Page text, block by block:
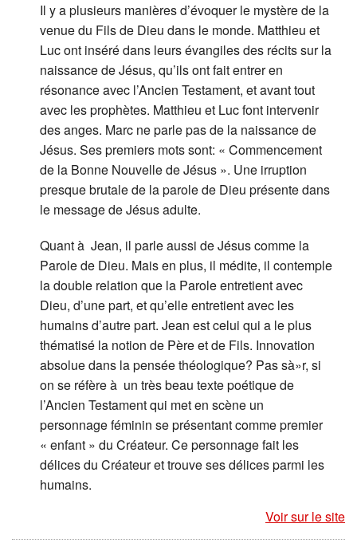
Il y a plusieurs manières d’évoquer le mystère de la
venue du Fils de Dieu dans le monde. Matthieu et
Luc ont inséré dans leurs évangiles des récits sur la
naissance de Jésus, qu’ils ont fait entrer en
résonance avec l’Ancien Testament, et avant tout
avec les prophètes. Matthieu et Luc font intervenir
des anges. Marc ne parle pas de la naissance de
Jésus. Ses premiers mots sont: « Commencement
de la Bonne Nouvelle de Jésus ». Une irruption
presque brutale de la parole de Dieu présente dans
le message de Jésus adulte.
Quant à Jean, il parle aussi de Jésus comme la
Parole de Dieu. Mais en plus, il médite, il contemple
la double relation que la Parole entretient avec
Dieu, d’une part, et qu’elle entretient avec les
humains d’autre part. Jean est celui qui a le plus
thématisé la notion de Père et de Fils. Innovation
absolue dans la pensée théologique? Pas sà»r, si
on se réfère à un très beau texte poétique de
l’Ancien Testament qui met en scène un
personnage féminin se présentant comme premier
« enfant » du Créateur. Ce personnage fait les
délices du Créateur et trouve ses délices parmi les
humains.
Voir sur le site